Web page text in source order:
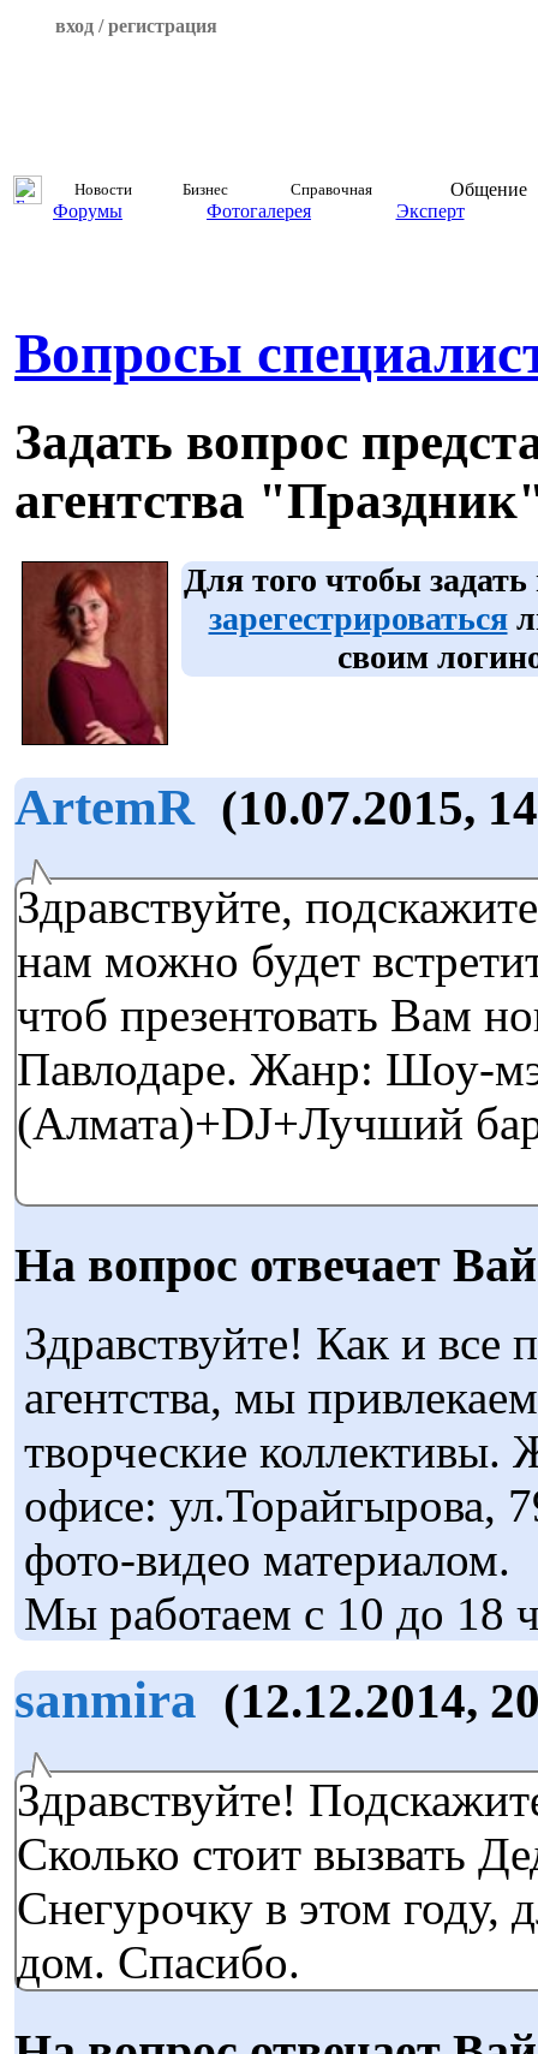
вход / регистрация
Новости Бизнес Справочная
Общение
Форумы
Фотогалерея Эксперт
Вопросы
Задать вопрос
агентства
Для того чтобы
зарегестрироваться
своим
ArtemR (10.07.2015,
Здравствуйте,
нам можно будет
чтоб презентовать Вам
Павлодаре. Жанр: Шоу-
(Алмата)+DJ+Лучший
На вопрос отвечает
Здравствуйте! Как и все
агентства, мы
творческие
офисе: ул.Торайгырова,
фото-видео материалом.
Мы работаем с 10 до 18
sanmira (12.12.2014,
Здравствуйте!
Сколько стоит вызвать
Снегурочку в этом году,
дом. Спасибо.